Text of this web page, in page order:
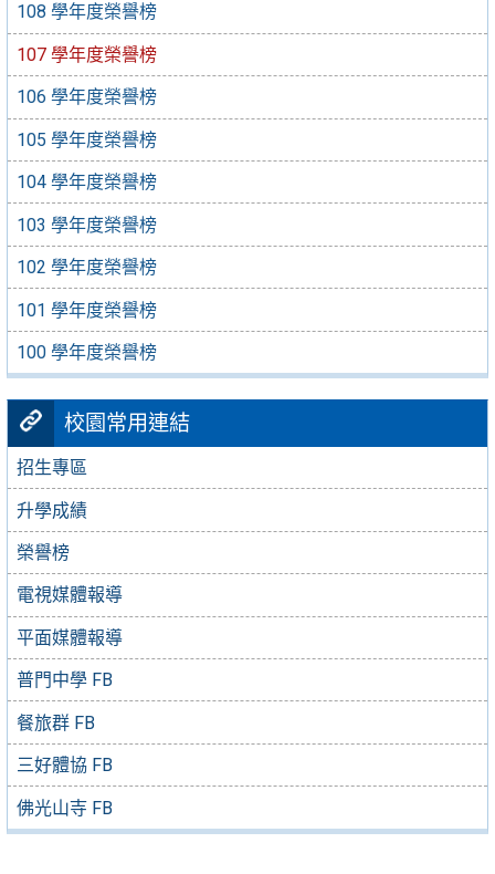
108 學年度榮譽榜
107 學年度榮譽榜
106 學年度榮譽榜
105 學年度榮譽榜
104 學年度榮譽榜
103 學年度榮譽榜
102 學年度榮譽榜
101 學年度榮譽榜
100 學年度榮譽榜
校園常用連結
招生專區
升學成績
榮譽榜
電視媒體報導
平面媒體報導
普門中學 FB
餐旅群 FB
三好體協 FB
佛光山寺 FB